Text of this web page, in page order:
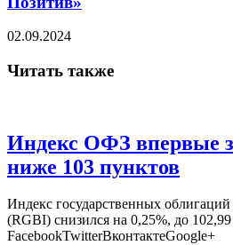
02.09.2024
Читать также
Индекс ОФЗ впервые
ниже 103 пунктов
Индекс государственных
(RGBI) снизился на 0,25%, до
FacebookTwitterВконтактеGoogle+